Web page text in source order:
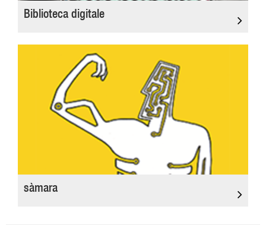
Biblioteca digitale
sàmara